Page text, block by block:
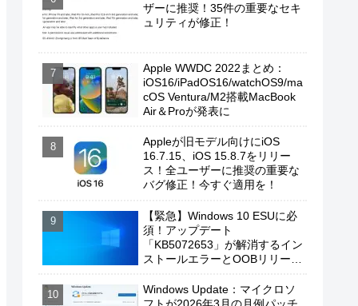
ザーに推奨！35件の重要なセキ
ュリティが修正！
Apple WWDC 2022まとめ：
iOS16/iPadOS16/watchOS9/ma
cOS Ventura/M2搭載MacBook
Air＆Proが発表に
Appleが旧モデル向けにiOS
16.7.15、iOS 15.8.7をリリー
ス！全ユーザーに推奨の重要な
バグ修正！今すぐ適用を！
【緊急】Windows 10 ESUに必
須！アップデート
「KB5072653」が解消するイン
ストールエラーとOOBリリース
Windows Update：マイクロソ